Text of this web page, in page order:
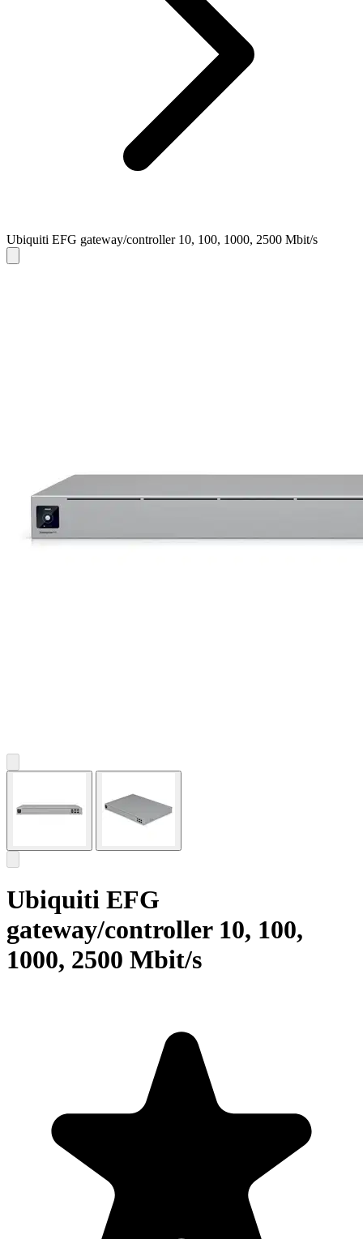
Ubiquiti EFG gateway/controller 10, 100, 1000, 2500 Mbit/s
Ubiquiti EFG
gateway/controller 10, 100,
1000, 2500 Mbit/s